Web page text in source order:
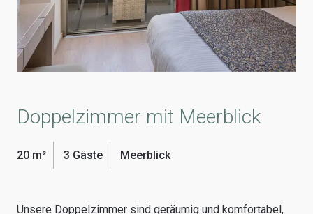
Doppelzimmer mit Meerblick
20 m² 3 Gäste Meerblick
Unsere Doppelzimmer sind geräumig und komfortabel,